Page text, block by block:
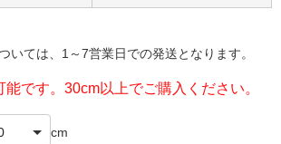
いては、1～7営業日での発送となります。
です。30cm以上でご購入ください。
cm